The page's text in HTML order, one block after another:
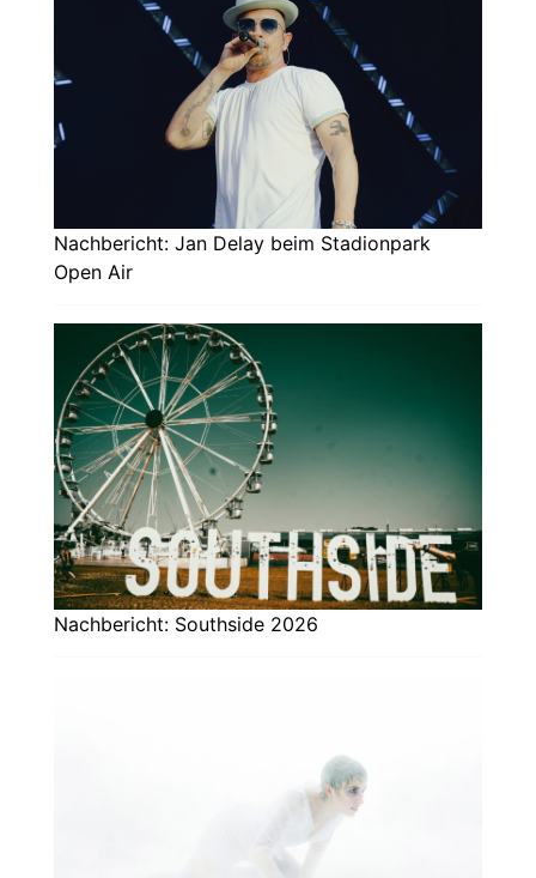
Nachbericht: Jan Delay beim Stadionpark
Open Air
Nachbericht: Southside 2026